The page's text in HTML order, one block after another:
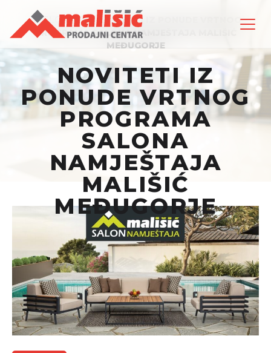
NASLOVNICA › NOVITETI IZ PONUDE VRTNOG
PROGRAMA SALONA NAMJEŠTAJA MALIŠIĆ
MEĐUGORJE
NOVITETI IZ
PONUDE VRTNOG
PROGRAMA
SALONA
NAMJEŠTAJA
MALIŠIĆ
MEĐUGORJE